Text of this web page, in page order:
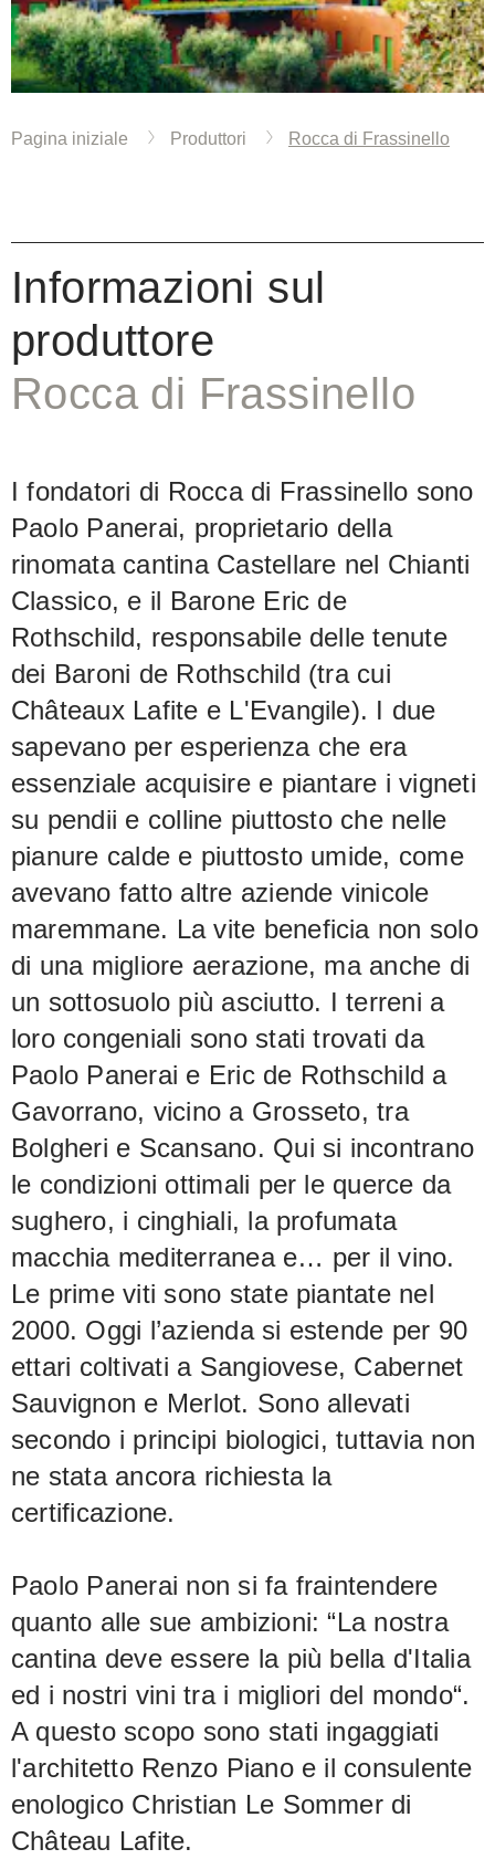
Pagina iniziale Produttori Rocca di Frassinello
Informazioni sul
produttore
Rocca di Frassinello
I fondatori di Rocca di Frassinello sono
Paolo Panerai, proprietario della
rinomata cantina Castellare nel Chianti
Classico, e il Barone Eric de
Rothschild, responsabile delle tenute
dei Baroni de Rothschild (tra cui
Châteaux Lafite e L'Evangile). I due
sapevano per esperienza che era
essenziale acquisire e piantare i vigneti
su pendii e colline piuttosto che nelle
pianure calde e piuttosto umide, come
avevano fatto altre aziende vinicole
maremmane. La vite beneficia non solo
di una migliore aerazione, ma anche di
un sottosuolo più asciutto. I terreni a
loro congeniali sono stati trovati da
Paolo Panerai e Eric de Rothschild a
Gavorrano, vicino a Grosseto, tra
Bolgheri e Scansano. Qui si incontrano
le condizioni ottimali per le querce da
sughero, i cinghiali, la profumata
macchia mediterranea e… per il vino.
Le prime viti sono state piantate nel
2000. Oggi l’azienda si estende per 90
ettari coltivati a Sangiovese, Cabernet
Sauvignon e Merlot. Sono allevati
secondo i principi biologici, tuttavia non
ne stata ancora richiesta la
certificazione.
Paolo Panerai non si fa fraintendere
quanto alle sue ambizioni: “La nostra
cantina deve essere la più bella d'Italia
ed i nostri vini tra i migliori del mondo“.
A questo scopo sono stati ingaggiati
l'architetto Renzo Piano e il consulente
enologico Christian Le Sommer di
Château Lafite.